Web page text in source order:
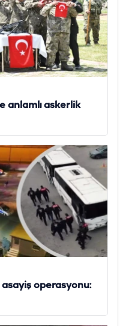
anlamlı askerlik
operasyonu: